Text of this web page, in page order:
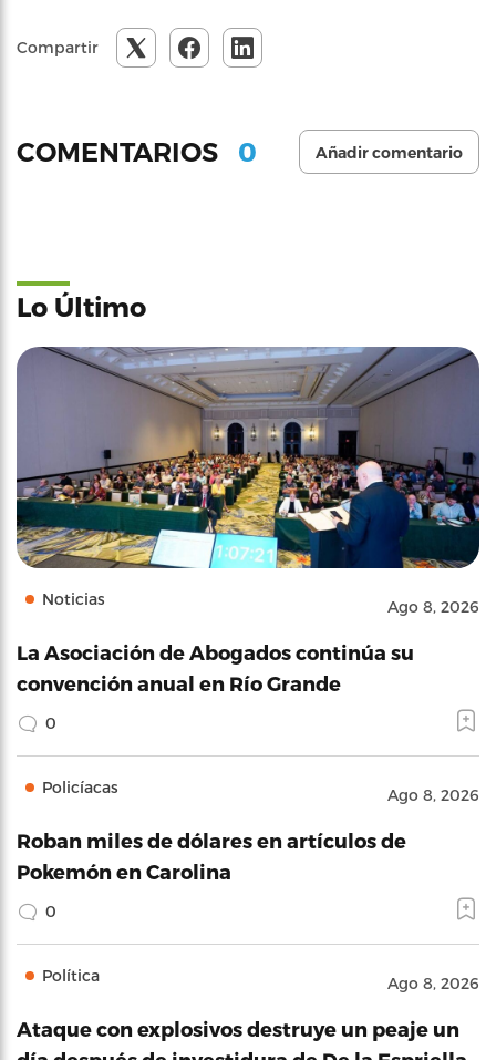
Compartir
COMENTARIOS 0 Añadir comentario
Lo Último
Noticias Ago 8, 2026
La Asociación de Abogados continúa su
convención anual en Río Grande
0
Policíacas Ago 8, 2026
Roban miles de dólares en artículos de
Pokemón en Carolina
0
Política Ago 8, 2026
Ataque con explosivos destruye un peaje un